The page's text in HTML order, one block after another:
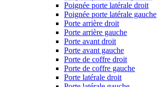
Poignée porte latérale droit
Poignée porte latérale gauche
Porte arrière droit
Porte arrière gauche
Porte avant droit
Porte avant gauche
Porte de coffre droit
Porte de coffre gauche
Porte latérale droit